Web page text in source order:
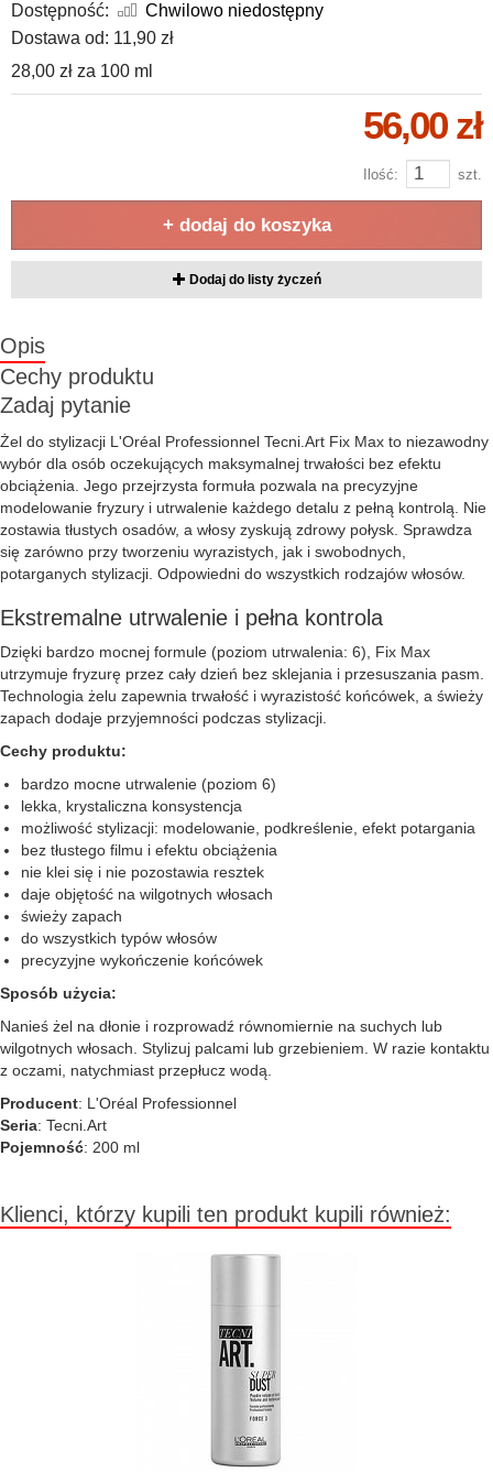
Dostępność:
Chwilowo niedostępny
Dostawa od: 11,90 zł
28,00 zł za 100 ml
56,00 zł
Ilość: szt.
+ dodaj do koszyka
Dodaj do listy życzeń
Opis
Cechy produktu
Zadaj pytanie
Żel do stylizacji L'Oréal Professionnel Tecni.Art Fix Max to niezawodny
wybór dla osób oczekujących maksymalnej trwałości bez efektu
obciążenia. Jego przejrzysta formuła pozwala na precyzyjne
modelowanie fryzury i utrwalenie każdego detalu z pełną kontrolą. Nie
zostawia tłustych osadów, a włosy zyskują zdrowy połysk. Sprawdza
się zarówno przy tworzeniu wyrazistych, jak i swobodnych,
potarganych stylizacji. Odpowiedni do wszystkich rodzajów włosów.
Ekstremalne utrwalenie i pełna kontrola
Dzięki bardzo mocnej formule (poziom utrwalenia: 6), Fix Max
utrzymuje fryzurę przez cały dzień bez sklejania i przesuszania pasm.
Technologia żelu zapewnia trwałość i wyrazistość końcówek, a świeży
zapach dodaje przyjemności podczas stylizacji.
Cechy produktu:
bardzo mocne utrwalenie (poziom 6)
lekka, krystaliczna konsystencja
możliwość stylizacji: modelowanie, podkreślenie, efekt potargania
bez tłustego filmu i efektu obciążenia
nie klei się i nie pozostawia resztek
daje objętość na wilgotnych włosach
świeży zapach
do wszystkich typów włosów
precyzyjne wykończenie końcówek
Sposób użycia:
Nanieś żel na dłonie i rozprowadź równomiernie na suchych lub
wilgotnych włosach. Stylizuj palcami lub grzebieniem. W razie kontaktu
z oczami, natychmiast przepłucz wodą.
Producent: L'Oréal Professionnel
Seria: Tecni.Art
Pojemność: 200 ml
Klienci, którzy kupili ten produkt kupili również: